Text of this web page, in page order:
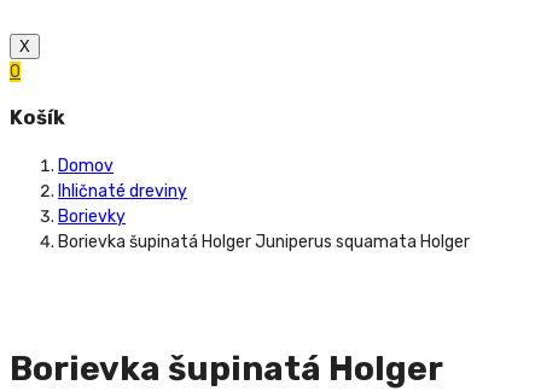
X
0
Košík
Domov
Ihličnaté dreviny
Borievky
Borievka šupinatá Holger Juniperus squamata Holger
Borievka šupinatá Holger